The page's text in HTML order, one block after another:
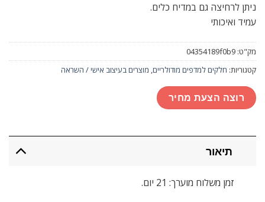
ניתן לרחיצה גם במדיח כלים.
עמיד ואיכותי
מק"ט: 04354189f0b9
קטגוריות: חלקים למדפים מודולריים, מוצרים בעיצוב אישי / השראה
רוצה הצעת מחיר
תיאור
זמן משלוח מוערך: 21 יום.